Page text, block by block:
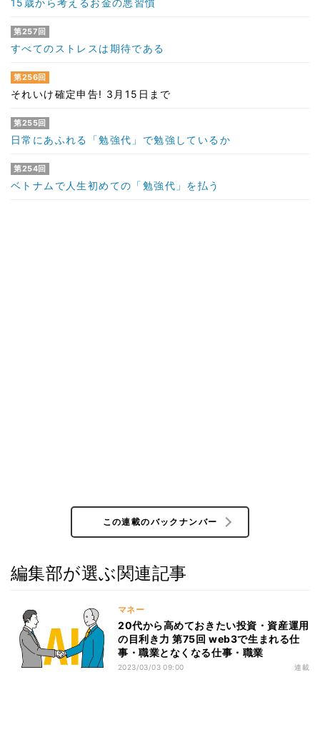
15歳から考えるお金の悪習慣
第257回
すべてのストレスは期待である
第256回
それいけ確定申告! 3月15日まで
第255回
日常にあふれる「勉強代」で勉強しているか
第254回
ベトナムで人生初めての「勉強代」を払う
この連載のバックナンバー
編集部が選ぶ関連記事
マネー
20代から高めておきたい投資・資産運用
の目利き力 第75回 web3で生まれる仕
事・職業となくなる仕事・職業
2023/03/03 09:00 連載